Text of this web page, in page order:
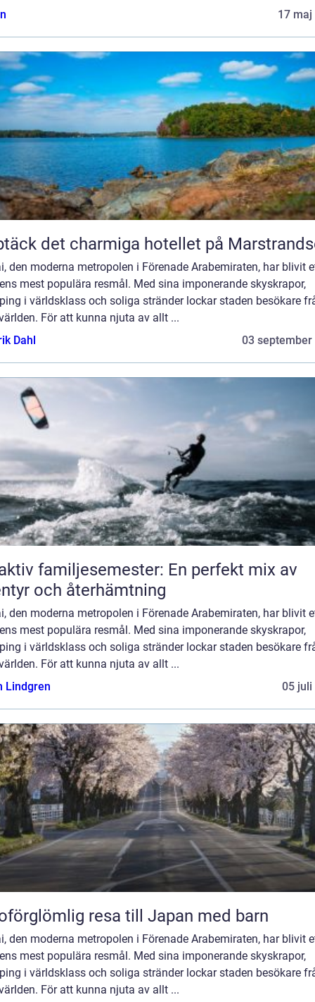
17 maj
det charmiga hotellet på
den moderna metropolen i Förenade Arabemiraten, har blivit
mest populära resmål. Med sina imponerande skyskrapor,
i världsklass och soliga stränder lockar staden besökare
För att kunna njuta av allt ...
Dahl
03 september
familjesemester: En perfekt mix av
och återhämtning
den moderna metropolen i Förenade Arabemiraten, har blivit
mest populära resmål. Med sina imponerande skyskrapor,
i världsklass och soliga stränder lockar staden besökare
För att kunna njuta av allt ...
Lindgren
05 juli
resa till Japan med barn
den moderna metropolen i Förenade Arabemiraten, har blivit
mest populära resmål. Med sina imponerande skyskrapor,
i världsklass och soliga stränder lockar staden besökare
För att kunna njuta av allt ...